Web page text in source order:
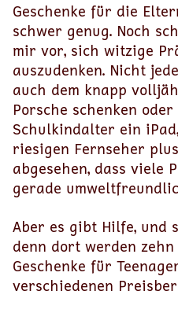
Geschenke für die
schwer genug. Noch
mir vor, sich witzige
auszudenken. Nicht
auch dem knapp
Porsche schenken
Schulkindalter ein
riesigen Fernseher
abgesehen, dass viele
gerade
Aber es gibt Hilfe, und
denn dort werden zehn
Geschenke für
verschiedenen